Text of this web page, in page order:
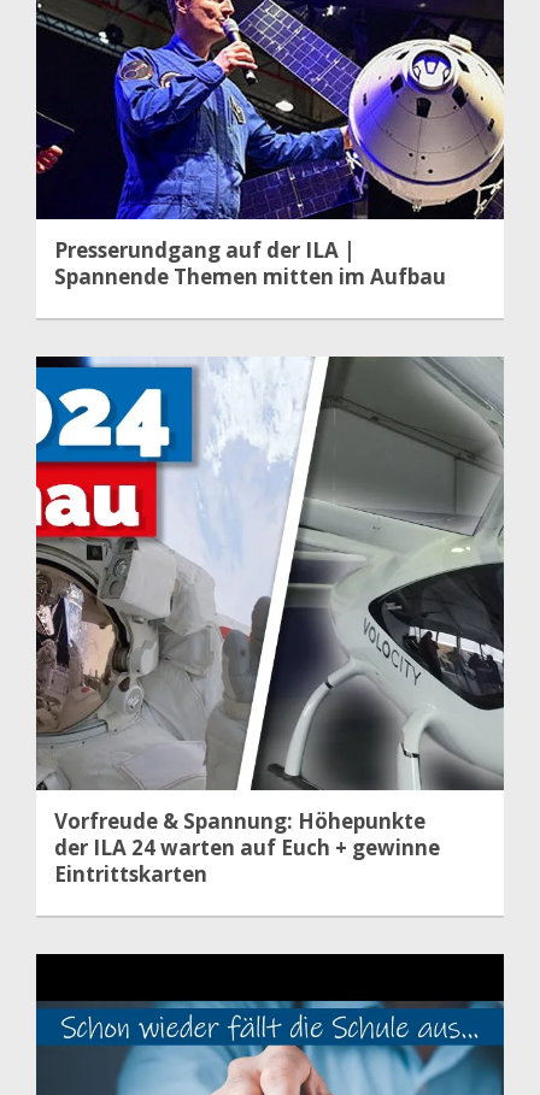
Presserundgang auf der ILA |
Spannende Themen mitten im Aufbau
Vorfreude & Spannung: Höhepunkte
der ILA 24 warten auf Euch + gewinne
Eintrittskarten